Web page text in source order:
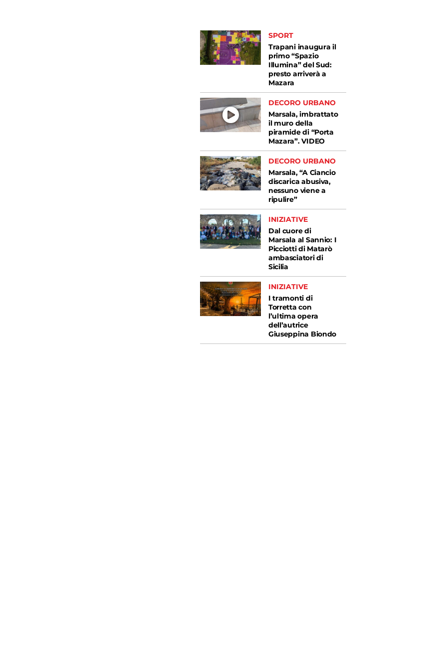
SPORT
Trapani inaugura il
primo “Spazio
Illumina” del Sud:
presto arriverà a
Mazara
DECORO URBANO
Marsala, imbrattato
il muro della
piramide di “Porta
Mazara”. VIDEO
DECORO URBANO
Marsala, “A Ciancio
discarica abusiva,
nessuno viene a
ripulire”
INIZIATIVE
Dal cuore di
Marsala al Sannio: I
Picciotti di Matarò
ambasciatori di
Sicilia
INIZIATIVE
I tramonti di
Torretta con
l’ultima opera
dell’autrice
Giuseppina Biondo